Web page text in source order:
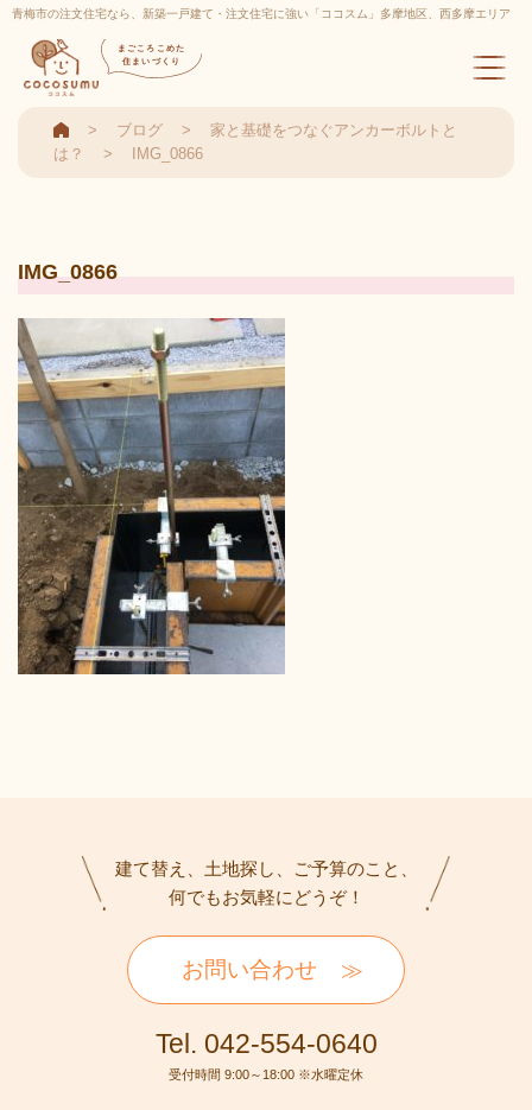
青梅市の注文住宅なら、新築一戸建て・注文住宅に強い「ココスム」多摩地区、西多摩エリア
実績多数
まごころこめた
住まいづくり
ブログ
家と基礎をつなぐアンカーボルトと
は？
IMG_0866
IMG_0866
建て替え、土地探し、ご予算のこと、
何でもお気軽にどうぞ！
お問い合わせ
Tel. 042-554-0640
受付時間 9:00～18:00 ※水曜定休